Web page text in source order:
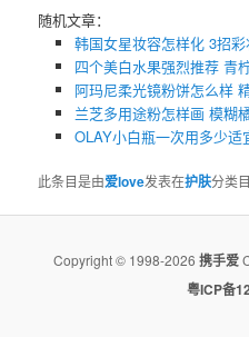
随机文章：
韩国女星妆容怎样化 3招
四个美白水果强烈推荐 青
阿玛尼柔光镜粉饼怎么样
兰芝多用途粉怎样画 模糊
OLAY小白瓶一次用多少适
此条目是由爱love发表在护肤分类
Copyright © 1998-2026 携手爱
粤ICP备